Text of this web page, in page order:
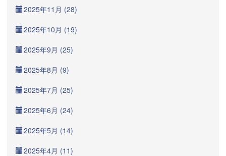
2025年11月 (28)
2025年10月 (19)
2025年9月 (25)
2025年8月 (9)
2025年7月 (25)
2025年6月 (24)
2025年5月 (14)
2025年4月 (11)